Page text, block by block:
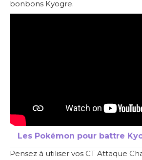
bonbons Kyogre.
Les Pokémon pour battre
Pensez à utiliser vos CT Attaque